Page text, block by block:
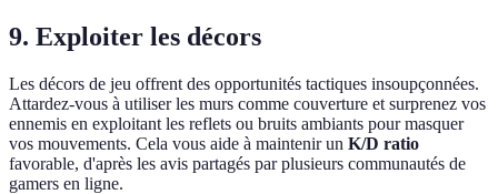
9. Exploiter les décors
Les décors de jeu offrent des opportunités tactiques insoupçonnées.
Attardez-vous à utiliser les murs comme couverture et surprenez vos
ennemis en exploitant les reflets ou bruits ambiants pour masquer
vos mouvements. Cela vous aide à maintenir un K/D ratio
favorable, d'après les avis partagés par plusieurs communautés de
gamers en ligne.